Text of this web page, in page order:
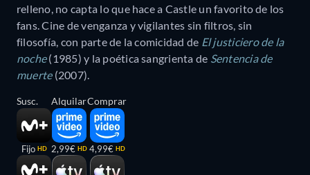
relleno, no capta lo que hace a Castle un favorito de los
fans. Cine de venganza y vigilantes sin filtros, sin
filosofía, con parte de la comicidad de El justiciero de la
noche(1985) y la poética sangrienta de Sentencia de
muerte(2007).
Susc.
Fijo HD
Alquilar
2,99€ HD
Comprar
4,99€ HD